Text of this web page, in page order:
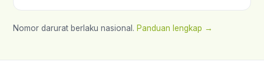
Nomor darurat berlaku nasional. Panduan lengkap →